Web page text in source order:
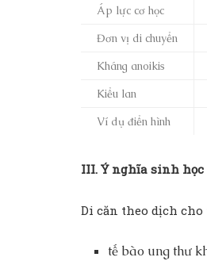
Áp lực cơ học
Đơn vị di chuyển
Kháng anoikis
Kiểu lan
Ví dụ điển hình
III. Ý nghĩa sinh
Di căn theo dịch cho
tế bào ung thư